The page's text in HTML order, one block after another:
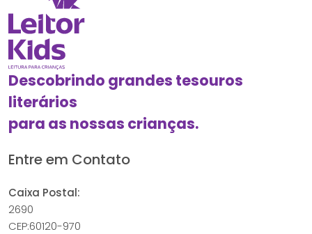
Descobrindo grandes tesouros
literários
para as nossas crianças.
Entre em Contato
Caixa Postal:
2690
CEP:60120-970